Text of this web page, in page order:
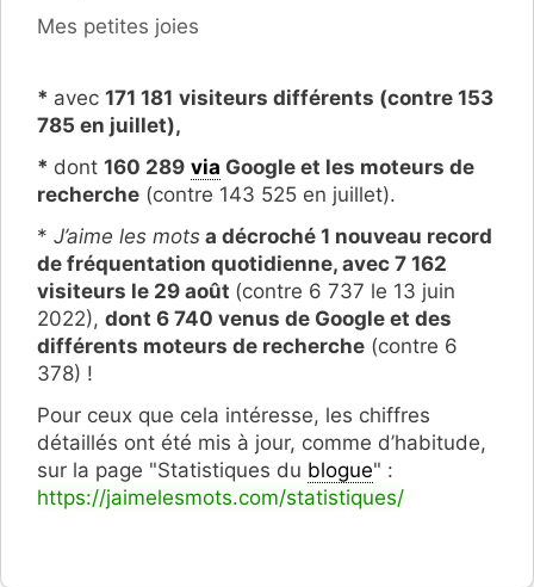
Catégories
Mes petites joies
* avec 171 181 visiteurs différents (contre 153
785 en juillet),
* dont 160 289 via Google et les moteurs de
recherche (contre 143 525 en juillet).
* J’aime les mots a décroché 1 nouveau record
de fréquentation quotidienne, avec 7 162
visiteurs le 29 août (contre 6 737 le 13 juin
2022), dont 6 740 venus de Google et des
différents moteurs de recherche (contre 6
378) !
Pour ceux que cela intéresse, les chiffres
détaillés ont été mis à jour, comme d’habitude,
sur la page "Statistiques du blogue" :
https://jaimelesmots.com/statistiques/